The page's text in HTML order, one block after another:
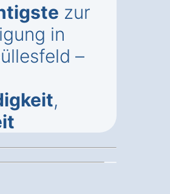
zur
in
–
,